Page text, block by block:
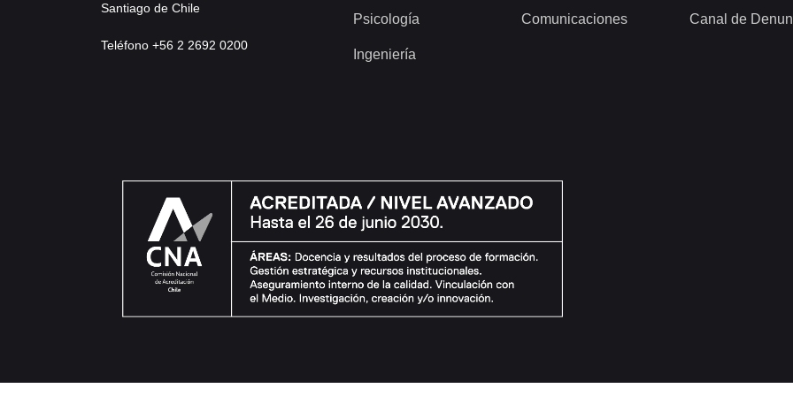
Santiago de Chile
Teléfono +56 2 2692 0200
Psicología
Ingeniería
Comunicaciones Canal de